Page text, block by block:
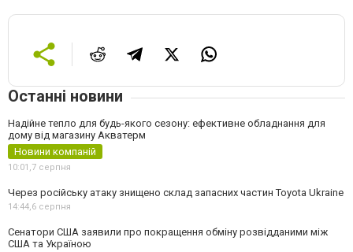
Останні новини
Надійне тепло для будь-якого сезону: ефективне обладнання для
дому від магазину Акватерм
Новини компаній
10:01,7 серпня
Через російську атаку знищено склад запасних частин Toyota Ukraine
14:44,6 серпня
Сенатори США заявили про покращення обміну розвідданими між
США та Україною